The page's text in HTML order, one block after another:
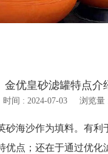
金优皇砂滤罐特点介
时间 : 2024-07-03 浏览量
海沙作为填料。有
点；还在于通过优